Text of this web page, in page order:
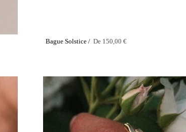
Bague Solstice / De 150,00 €